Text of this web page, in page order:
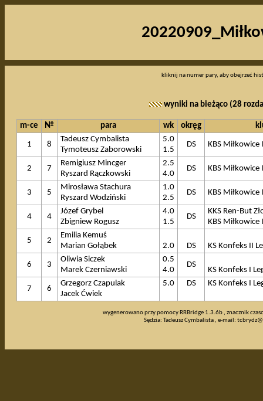
kliknij na numer pary, aby obejrzeć
wyniki na bieżąco (28
m-ce № para wk okręg
1 8
Tadeusz Cymbalista 5.0
DS KBS Miłkowice
Tymoteusz Zaborowski 1.5
2 7
Remigiusz Mincger 2.5
DS KBS Miłkowice
Ryszard Rączkowski 4.0
3 5
Mirosława Stachura 1.0
DS KBS Miłkowice
Ryszard Wodziński 2.5
4 4
Józef Grybel 4.0
DS
KKS Ren-But
Zbigniew Rogusz
1.5 KBS Miłkowice
5 2
Emilia Kemuś
Marian Gołąbek
2.0 DS KS Konfeks II
6 3
Oliwia Siczek 0.5
DS
Marek Czerniawski 4.0 KS Konfeks I
7 6
Grzegorz Czapulak 5.0 DS
KS Konfeks I
Jacek Ćwiek
wygenerowano przy pomocy RRBridge 1.3.6b , znacznik
Sędzia: Tadeusz Cymbalista , e-mail: